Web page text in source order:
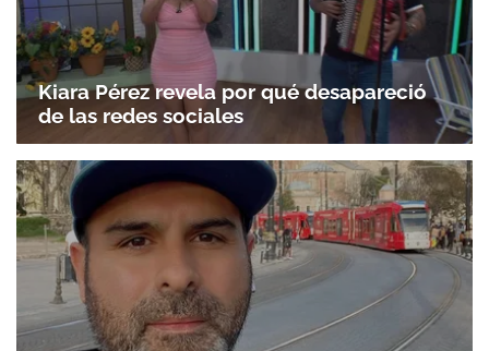
Kiara Pérez revela por qué desapareció
de las redes sociales